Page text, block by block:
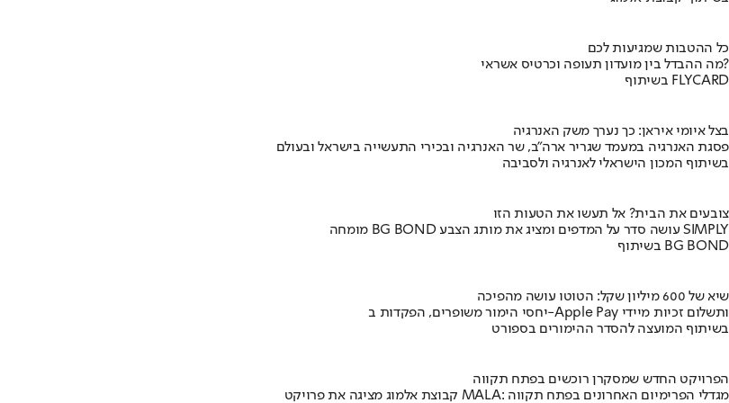
כל ההטבות שמגיעות לכם
מה ההבדל בין מועדון תעופה וכרטיס אשראי?
בשיתוף FLYCARD
בצל איומי איראן: כך נערך משק האנרגיה
פסגת האנרגיה במעמד שגריר ארה"ב, שר האנרגיה ובכירי התעשייה בישראל ובעולם
בשיתוף המכון הישראלי לאנרגיה ולסביבה
צובעים את הבית? אל תעשו את הטעות הזו
מומחה BG BOND עושה סדר על המדפים ומציג את מותג הצבע SIMPLY
בשיתוף BG BOND
שיא של 600 מיליון שקל: הטוטו עושה מהפיכה
יחסי הימור משופרים, הפקדות ב-Apple Pay ותשלום זכיות מיידי
בשיתוף המועצה להסדר ההימורים בספורט
הפרויקט החדש שמסקרן רוכשים בפתח תקווה
קבוצת אלמוג מציגה את פרויקט MALA: מגדלי הפרימיום האחרונים בפתח תקווה